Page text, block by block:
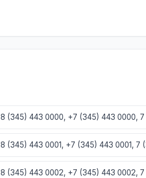
8 (345) 443 0000, +7 (345) 443 0000,
8 (345) 443 0001, +7 (345) 443 0001, 7
8 (345) 443 0002, +7 (345) 443 0002,